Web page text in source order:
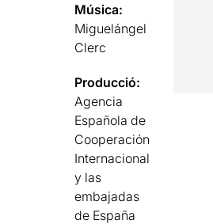
Música:
Miguelángel
Clerc
Producció:
Agencia
Española de
Cooperación
Internacional
y las
embajadas
de España